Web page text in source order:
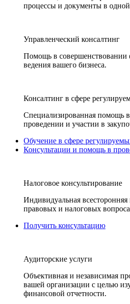
процессы и документы в одной
Управленческий консалтинг
Помощь в совершенствовании
ведения вашего бизнеса.
Консалтинг в сфере
Специализированная помощь
проведении и участии в
Обучение в сфере
Консультации и помощь в
Налоговое консультирование
Индивидуальная
правовых и налоговых
Получить консультацию
Аудиторские услуги
Объективная и независимая
вашей организации с целью
финансовой отчетности.